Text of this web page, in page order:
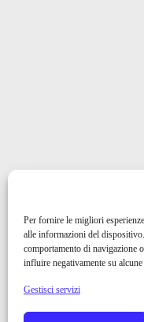
Per fornire le migliori
alle informazioni del
comportamento di navigazione
influire negativamente su
Gestisci servizi